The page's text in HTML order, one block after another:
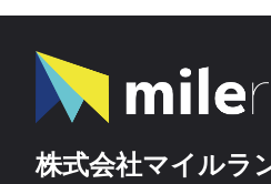
株式会社マイルラ